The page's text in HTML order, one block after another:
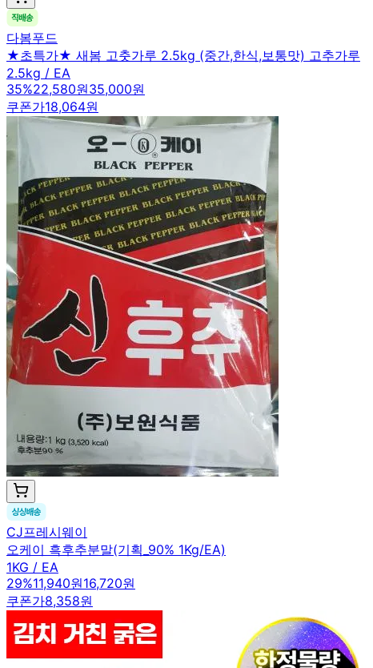
다봄푸드
★초특가★ 새봄 고춧가루 2.5kg (중간,한식,보통맛) 고추가루
2.5kg / EA
35%22,580원35,000원
쿠폰가18,064원
CJ프레시웨이
오케이 흑후추분말(기획_90% 1Kg/EA)
1KG / EA
29%11,940원16,720원
쿠폰가8,358원